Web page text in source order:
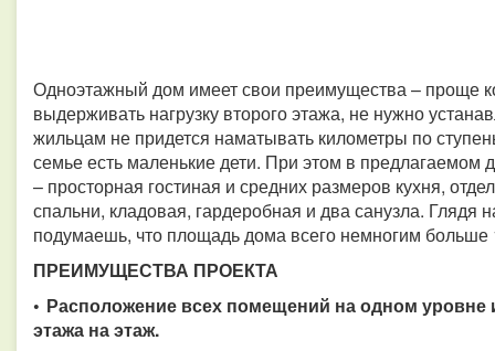
Одноэтажный дом имеет свои преимущества – проще
выдерживать нагрузку второго этажа, не нужно
жильцам не придется наматывать километры по
семье есть маленькие дети. При этом в предлагаемом
– просторная гостиная и средних размеров кухня,
спальни, кладовая, гардеробная и два санузла. Глядя
подумаешь, что площадь дома всего немногим
ПРЕИМУЩЕСТВА ПРОЕКТА
• Расположение всех помещений на одном уровне
этажа на этаж.